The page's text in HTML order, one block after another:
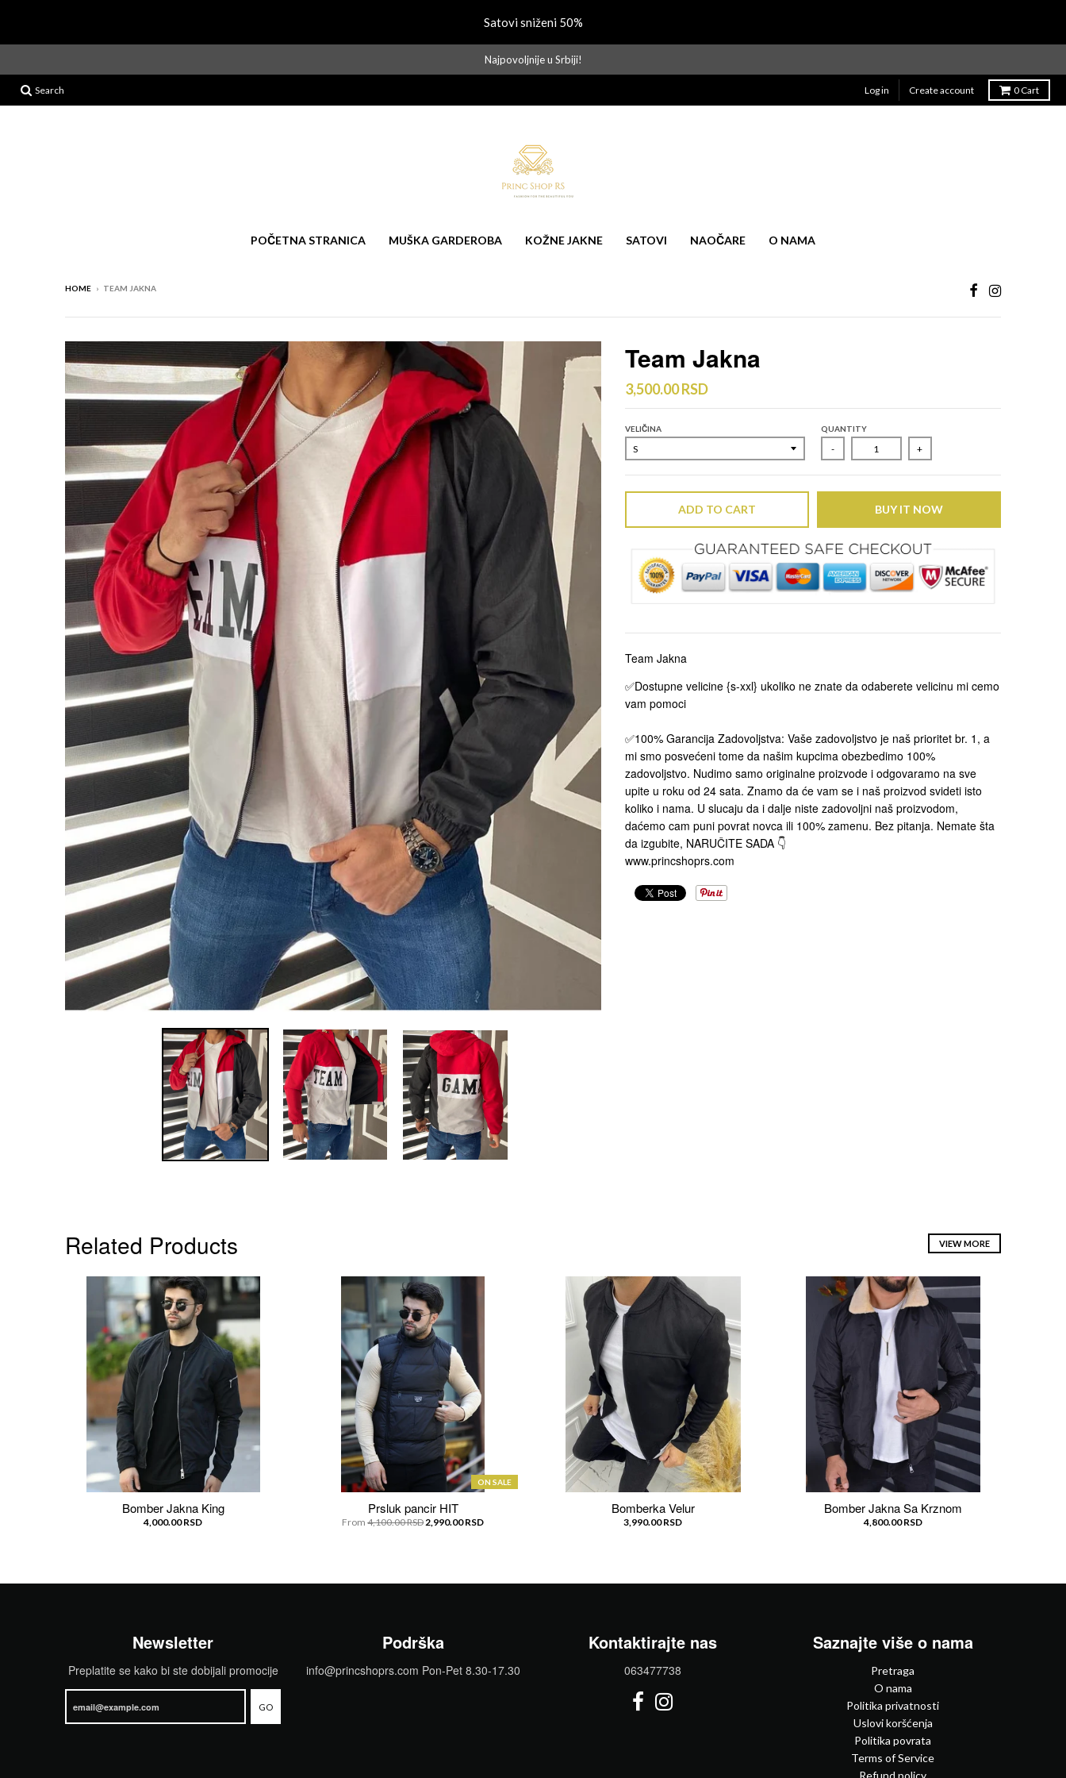
Satovi sniženi 50%
Najpovoljnije u Srbiji!
Search Log in Create account 0Cart
POČETNA STRANICA MUŠKA GARDEROBA KOŽNE JAKNE SATOVI NAOČARE O NAMA
HOME › TEAM JAKNA
Team Jakna
3,500.00 RSD
VELIČINA QUANTITY
- +
ADD TO CART BUY IT NOW
Team Jakna
✅Dostupne velicine {s-xxl} ukoliko ne znate da odaberete velicinu mi cemo
vam pomoci
✅100% Garancija Zadovoljstva: Vaše zadovoljstvo je naš prioritet br. 1, a
mi smo posvećeni tome da našim kupcima obezbedimo 100%
zadovoljstvo. Nudimo samo originalne proizvode i odgovaramo na sve
upite u roku od 24 sata. Znamo da će vam se i naš proizvod svideti isto
koliko i nama. U slucaju da i dalje niste zadovoljni naš proizvodom,
daćemo cam puni povrat novca ili 100% zamenu. Bez pitanja. Nemate šta
da izgubite, NARUČITE SADA 👇
www.princshoprs.com
Related Products VIEW MORE
Bomber Jakna King
4,000.00 RSD
ON SALE
Prsluk pancir HIT
From 4,100.00 RSD2,990.00 RSD
Bomberka Velur
3,990.00 RSD
Bomber Jakna Sa Krznom
4,800.00 RSD
Newsletter
Preplatite se kako bi ste dobijali promocije
GO
Podrška
info@princshoprs.com Pon-Pet 8.30-17.30
Kontaktirajte nas
063477738
Saznajte više o nama
Pretraga
O nama
Politika privatnosti
Uslovi koršćenja
Politika povrata
Terms of Service